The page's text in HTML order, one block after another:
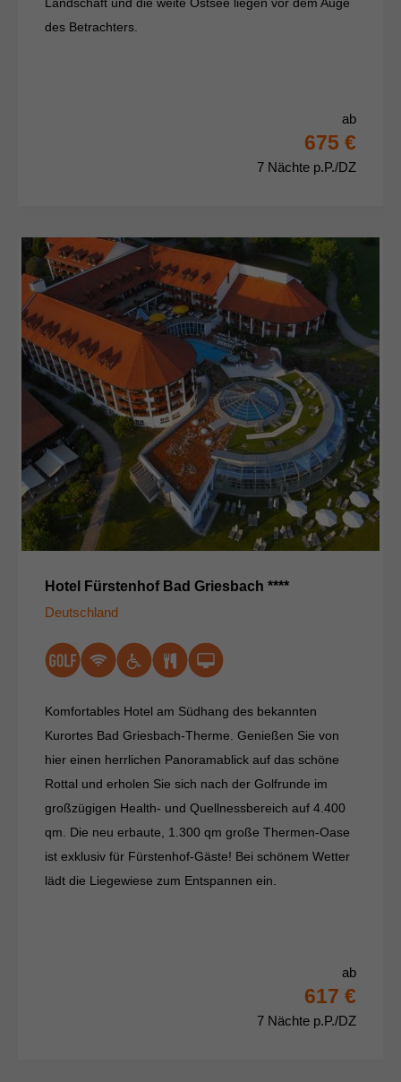
des Betrachters.
ab
675 €
7 Nächte p.P./DZ
Hotel Fürstenhof Bad Griesbach ****
Deutschland
Komfortables Hotel am Südhang des bekannten
Kurortes Bad Griesbach-Therme. Genießen Sie von
hier einen herrlichen Panoramablick auf das schöne
Rottal und erholen Sie sich nach der Golfrunde im
großzügigen Health- und Quellnessbereich auf 4.400
qm. Die neu erbaute, 1.300 qm große Thermen-Oase
ist exklusiv für Fürstenhof-Gäste! Bei schönem Wetter
lädt die Liegewiese zum Entspannen ein.
ab
617 €
7 Nächte p.P./DZ